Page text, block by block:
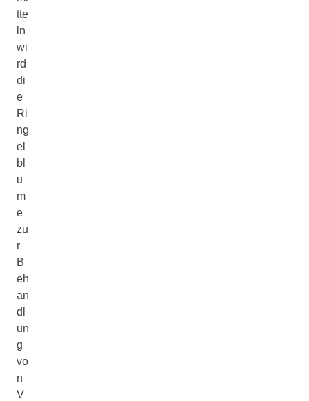
tte
ln
wi
rd
di
e
Ri
ng
el
bl
u
m
e
zu
r
B
eh
an
dl
un
g
vo
n
V